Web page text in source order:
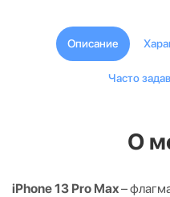
Описание
Часто
О
iPhone 13 Pro Max–